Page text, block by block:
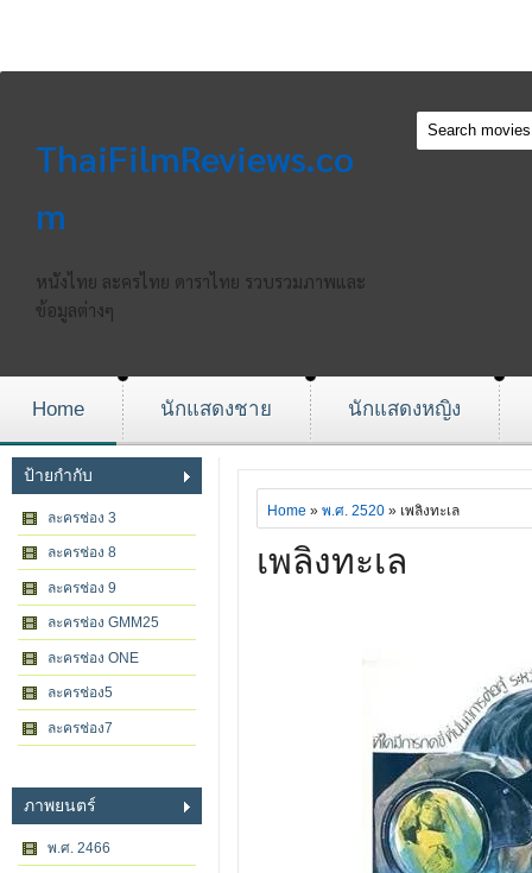
ThaiFilmReviews.co
m
หนังไทย ละครไทย ดาราไทย รวบรวมภาพและ
ข้อมูลต่างๆ
Home นักแสดงชาย นักแสดงหญิง
ป้ายกำกับ
ละครช่อง 3
ละครช่อง 8
ละครช่อง 9
ละครช่อง GMM25
ละครช่อง ONE
ละครช่อง5
ละครช่อง7
ภาพยนตร์
พ.ศ. 2466
Home » พ.ศ. 2520 » เพลิงทะเล
เพลิงทะเล